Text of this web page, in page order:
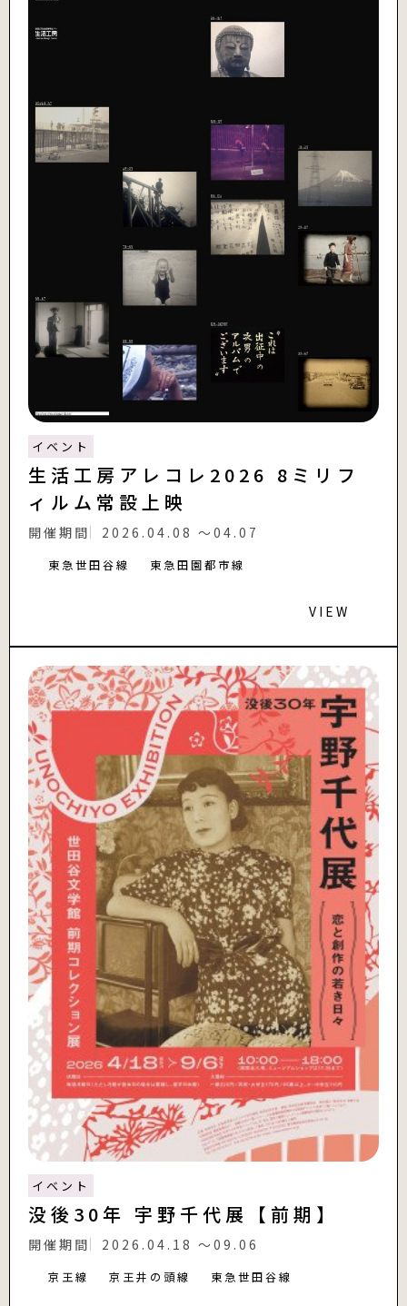
イベント
生活工房アレコレ2026 8ミリフ
ィルム常設上映
開催期間 2026.04.08 〜04.07
東急世田谷線 東急田園都市線
VIEW
イベント
没後30年 宇野千代展【前期】
開催期間 2026.04.18 〜09.06
京王線 京王井の頭線 東急世田谷線